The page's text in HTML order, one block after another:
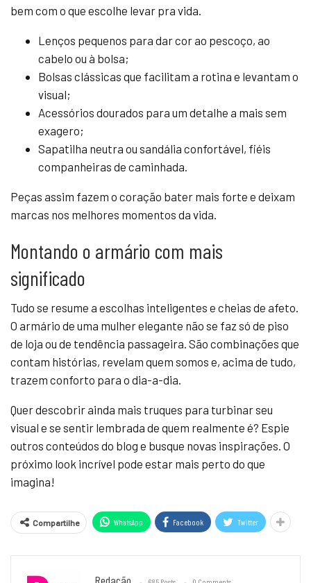
bem com o que escolhe levar pra vida.
Lenços pequenos para dar cor ao pescoço, ao
cabelo ou à bolsa;
Bolsas clássicas que facilitam a rotina e levantam o
visual;
Acessórios dourados para um detalhe a mais sem
exagero;
Sapatilha neutra ou sandália confortável, fiéis
companheiras de caminhada.
Peças assim fazem o coração bater mais forte e deixam
marcas nos melhores momentos da vida.
Montando o armário com mais
significado
Tudo se resume a escolhas inteligentes e cheias de afeto.
O armário de uma mulher elegante não se faz só de piso
de loja ou de tendência passageira. São combinações que
contam histórias, revelam quem somos e, acima de tudo,
trazem conforto para o dia-a-dia.
Quer descobrir ainda mais truques para turbinar seu
visual e se sentir lembrada de quem realmente é? Espie
outros conteúdos do blog e busque novas inspirações. O
próximo look incrível pode estar mais perto do que
imagina!
Compartilhe WhatsApp Facebook Twitter